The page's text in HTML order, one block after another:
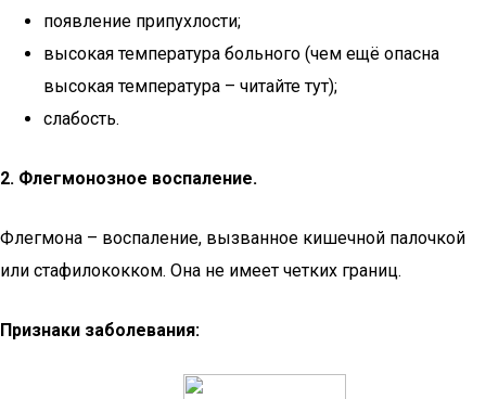
появление припухлости;
высокая температура больного (чем ещё опасна
высокая температура – читайте тут);
слабость.
2. Флегмонозное воспаление.
Флегмона – воспаление, вызванное кишечной палочкой
или стафилококком. Она не имеет четких границ.
Признаки заболевания: